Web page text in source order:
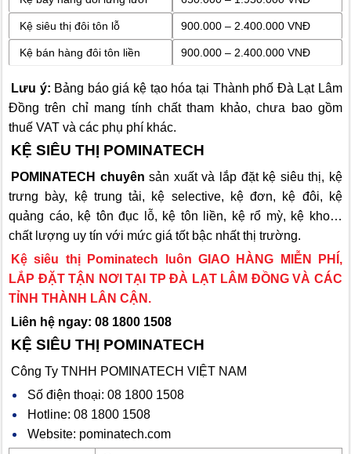
Kệ siêu thị đôi tôn lỗ 900.000 – 2.400.000 VNĐ
Kệ bán hàng đôi tôn liền 900.000 – 2.400.000 VNĐ
Lưu ý: Bảng báo giá kệ tạo hóa tại Thành phố Đà Lạt Lâm
Đồng trên chỉ mang tính chất tham khảo, chưa bao gồm
thuế VAT và các phụ phí khác.
KỆ SIÊU THỊ POMINATECH
POMINATECH chuyên sản xuất và lắp đặt kệ siêu thị, kệ
trưng bày, kệ trung tải, kệ selective, kệ đơn, kệ đôi, kệ
quảng cáo, kệ tôn đục lỗ, kệ tôn liền, kệ rổ mỳ, kệ kho…
chất lượng uy tín với mức giá tốt bậc nhất thị trường.
Kệ siêu thị Pominatech luôn GIAO HÀNG MIỄN PHÍ,
LẮP ĐẶT TẬN NƠI TẠI TP ĐÀ LẠT LÂM ĐỒNGVÀ CÁC
TỈNH THÀNH LÂN CẬN.
Liên hệ ngay: 08 1800 1508
KỆ SIÊU THỊ POMINATECH
Công Ty TNHH POMINATECH VIỆT NAM
Số điện thoại: 08 1800 1508
Hotline: 08 1800 1508
Website: pominatech.com